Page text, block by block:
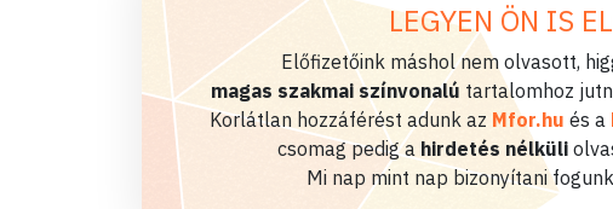
LEGYEN ÖN IS
Előfizetőink máshol nem olvasott,
magas szakmai színvonalú tartalomhoz
Korlátlan hozzáférést adunk az Mfor.hu és a
csomag pedig a hirdetés nélküli
Mi nap mint nap bizonyítani